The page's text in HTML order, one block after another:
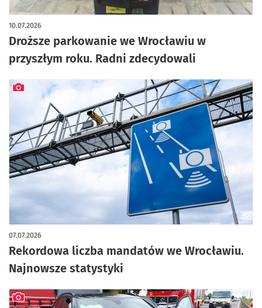
Droższe parkowanie we Wrocławiu w
przyszłym roku. Radni zdecydowali
10.07.2026
Rekordowa liczba mandatów we Wrocławiu.
Najnowsze statystyki
07.07.2026
artykuł z galerią zdjęć